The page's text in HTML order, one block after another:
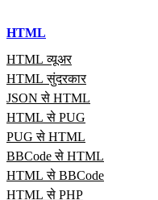
HTML
HTML व्यूअर
HTML सुंदरकार
JSON से HTML
HTML से PUG
PUG से HTML
BBCode से HTML
HTML से BBCode
HTML से PHP